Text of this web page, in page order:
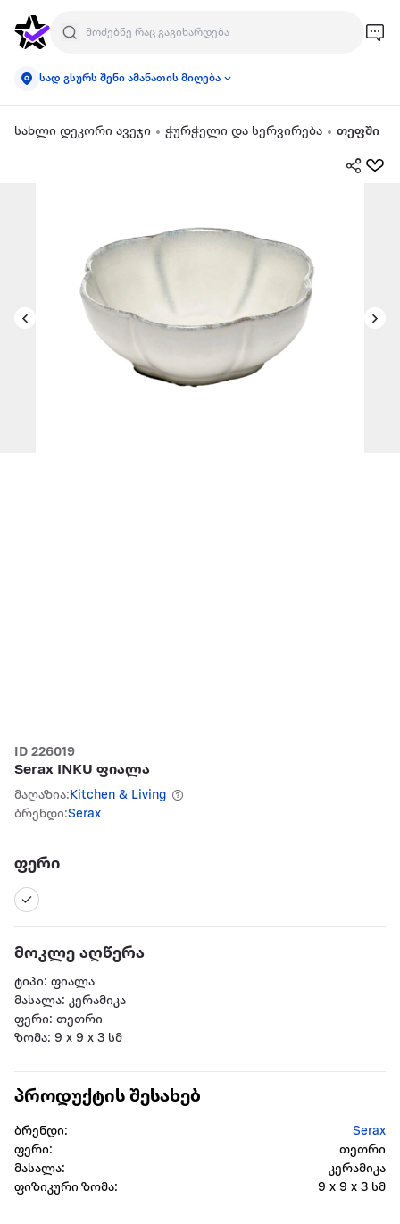
სად გსურს შენი ამანათის მიღება
სახლი დეკორი ავეჯი ჭურჭელი და სერვირება თეფში
ID 226019
Serax INKU ფიალა
მაღაზია: Kitchen & Living
ბრენდი:Serax
ფერი
მოკლე აღწერა
ტიპი: ფიალა
მასალა: კერამიკა
ფერი: თეთრი
ზომა: 9 x 9 x 3 სმ
პროდუქტის შესახებ
ბრენდი:
Serax
ფერი:
თეთრი
მასალა:
კერამიკა
ფიზიკური ზომა:
9 x 9 x 3 სმ